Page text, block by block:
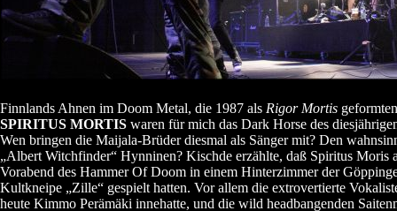
Finnlands Ahnen im Doom Metal, die 1987 als Rigor Mortis geformten
SPIRITUS MORTIS waren für mich das Dark Horse des
Wen bringen die Maijala-Brüder diesmal als Sänger mit? Den
„Albert Witchfinder“ Hynninen? Kischde erzählte, daß Spiritus Moris
Vorabend des Hammer Of Doom in einem Hinterzimmer der
Kultkneipe „Zille“ gespielt hatten. Vor allem die extrovertierte
heute Kimmo Perämäki innehatte, und die wild headbangenden